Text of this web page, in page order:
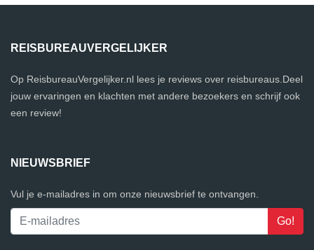
REISBUREAUVERGELIJKER
Op ReisbureauVergelijker.nl lees je reviews over reisbureaus.Deel
jouw ervaringen en klachten met andere bezoekers en schrijf ook
een review!
NIEUWSBRIEF
Vul je e-mailadres in om onze nieuwsbrief te ontvangen.